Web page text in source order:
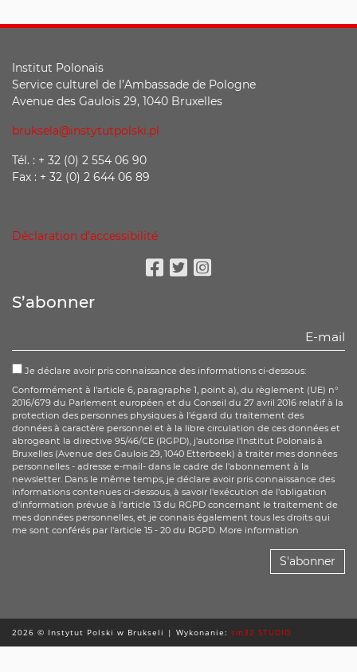
Institut Polonais
Service culturel de l’Ambassade de Pologne
Avenue des Gaulois 29, 1040 Bruxelles
bruksela@instytutpolski.pl
Tél. : + 32 (0) 2 554 06 90
Fax : + 32 (0) 2 644 06 89
Déclaration d’accessibilité
S’abonner
Je déclare avoir pris connaissance des informations ci-dessous:
Conformément à l'article 6, paragraphe 1, point a), du règlement (UE) n°
2016/679 du Parlement européen et du Conseil du 27 avril 2016 relatif à la
protection des personnes physiques à l'égard du traitement des
données à caractère personnel et à la libre circulation de ces données et
abrogeant la directive 95/46/CE (RGPD), j'autorise l'Institut Polonais à
Bruxelles (Avenue des Gaulois 29, 1040 Etterbeek) à traiter mes données
personnelles - adresse e-mail- dans le cadre de l'abonnement à la
newsletter. Dans le même temps, je déclare avoir pris connaissance des
informations contenues ci-dessous, à savoir l'exécution de l'obligation
d'information prévue à l'article 13 du RGPD concernant le traitement de
mes données personnelles, et je connais également tous les droits qui
me sont conférés par l'article 15 - 20 du RGPD. More information
S'abonner
2026 © Instytut Polski w Brukseli | Wykonanie: sm32 STUDIO